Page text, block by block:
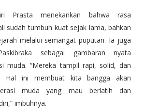
Prasta menekankan bahwa rasa
sudah tumbuh kuat sejak lama, bahkan
melalui semangat puputan. Ia juga
sebagai gambaran nyata
muda. “Mereka tampil rapi, solid, dan
Hal ini membuat kita bangga akan
muda yang mau berlatih dan
imbuhnya.